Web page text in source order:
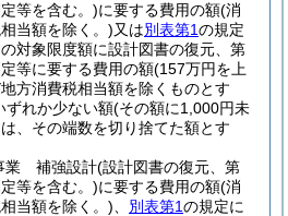
等を含む。)に要する費用の額(消
当額を除く。)又は別表第1の規定
対象限度額に設計図書の復元、第
等に要する費用の額(157万円を上
方消費税相当額を除くものとす
ずれか少ない額(その額に1,000円未
、その端数を切り捨てた額とす
業 補強設計(設計図書の復元、第
等を含む。)に要する費用の額(消
当額を除く。)
別表第1の規定に